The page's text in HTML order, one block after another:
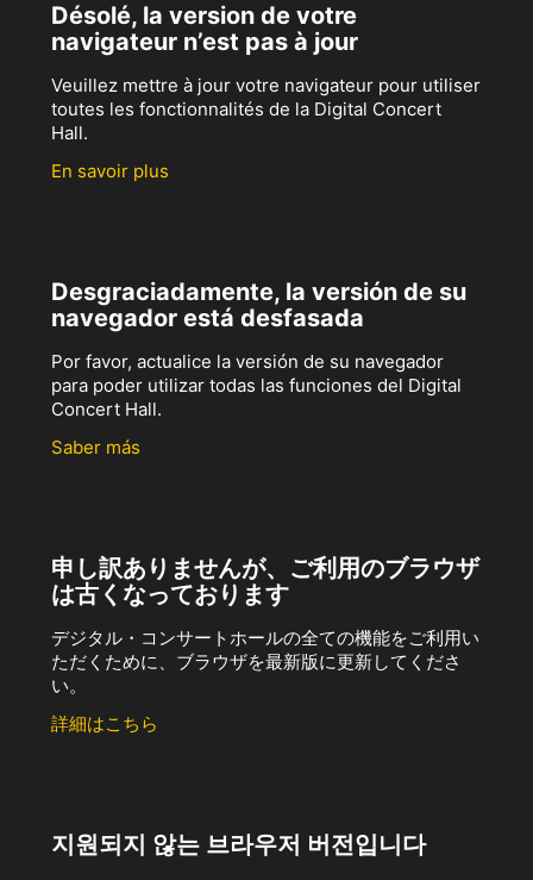
Désolé, la version de votre
navigateur n’est pas à jour
Veuillez mettre à jour votre navigateur pour utiliser
toutes les fonctionnalités de la Digital Concert
Hall.
En savoir plus
Desgraciadamente, la versión de su
navegador está desfasada
Por favor, actualice la versión de su navegador
para poder utilizar todas las funciones del Digital
Concert Hall.
Saber más
申し訳ありませんが、ご利用のブラウザ
は古くなっております
デジタル・コンサートホールの全ての機能をご利用い
ただくために、ブラウザを最新版に更新してくださ
い。
詳細はこちら
지원되지 않는 브라우저 버전입니다